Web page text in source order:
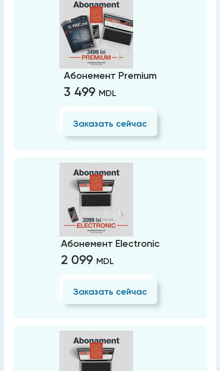
Абонемент Premium
3 499 MDL
Заказать сейчас
Абонемент Electronic
2 099 MDL
Заказать сейчас